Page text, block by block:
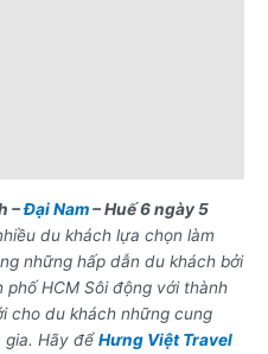
–Đại Nam– Huế 6 ngày 5
du khách lựa chọn làm
những hấp dẫn du khách bởi
HCM Sôi động với thành
cho du khách những cung
gia. Hãy đểHưng Việt Travel